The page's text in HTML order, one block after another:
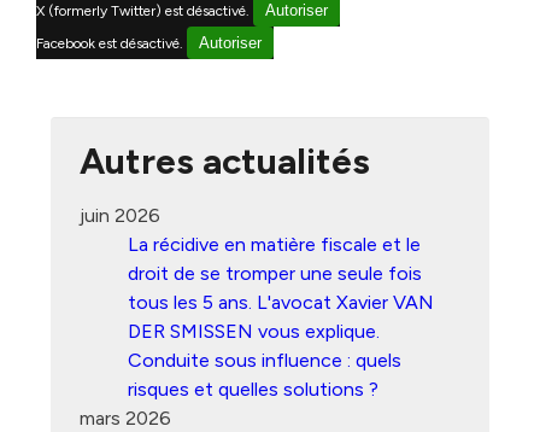
X (formerly Twitter) est désactivé. Autoriser
Facebook est désactivé. Autoriser
Autres actualités
juin 2026
La récidive en matière fiscale et le
droit de se tromper une seule fois
tous les 5 ans. L'avocat Xavier VAN
DER SMISSEN vous explique.
Conduite sous influence : quels
risques et quelles solutions ?
mars 2026